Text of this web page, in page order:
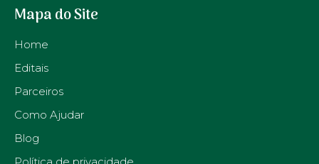
Mapa do Site
Home
Editais
Parceiros
Como Ajudar
Blog